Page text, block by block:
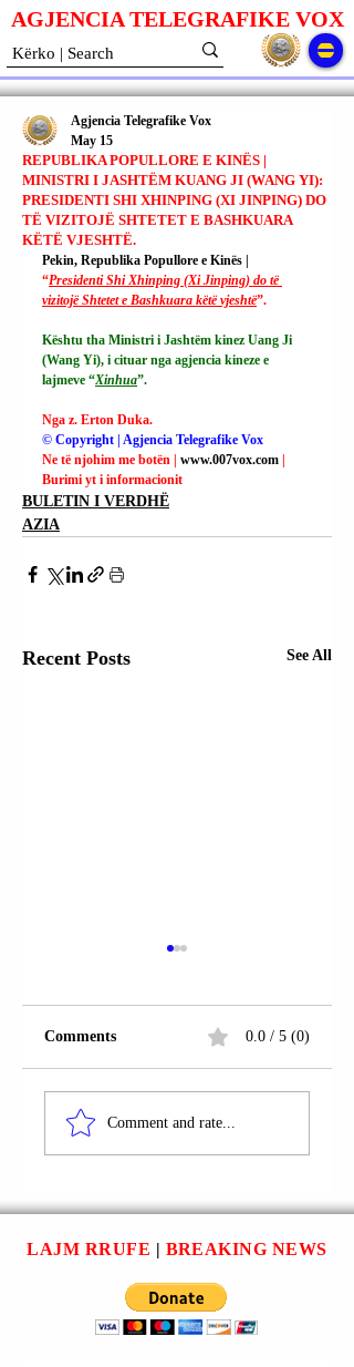
AGJENCIA TELEGRAFIKE VOX
REPUBLIKA POPULLORE E KINËS |
MINISTRI I JASHTËM KUANG JI (WANG YI):
PRESIDENTI SHI XHINPING (XI JINPING) DO
TË VIZITOJË SHTETET E BASHKUARA
KËTË VJESHTË.
Agjencia Telegrafike Vox
May 15
Pekin, Republika Popullore e Kinës |
“Presidenti Shi Xhinping (Xi Jinping) do të
vizitojë Shtetet e Bashkuara këtë vjeshtë”.
Kështu tha Ministri i Jashtëm kinez Uang Ji
(Wang Yi), i cituar nga agjencia kineze e
lajmeve “Xinhua”.
Nga z. Erton Duka.
© Copyright | Agjencia Telegrafike Vox
Ne të njohim me botën | www.007vox.com
Burimi yt i informacionit
BULETIN I VERDHË
AZIA
Recent Posts See All
REPUBLIKA
POPULLORE E
DËRGOJMË NJË TË
DËRGUAR TË
POSAÇËM PËR
LINDJEN E MESME
PËR TË KRYER
NDËRMJETËSIM.
Comments 0.0 / 5 (0)
Comment and rate...
LAJM RRUFE | BREAKING NEWS